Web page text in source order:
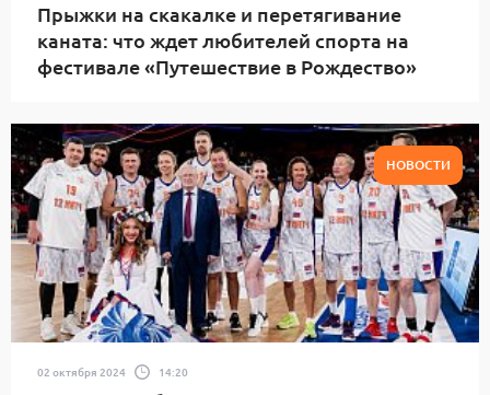
Прыжки на скакалке и перетягивание
каната: что ждет любителей спорта на
фестивале «Путешествие в Рождество»
НОВОСТИ
02 октября 2024 14:20